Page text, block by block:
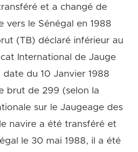
et a changé de
vers le Sénégal en 1988
(TB) déclaré inférieur au
International de Jauge
date du 10 Janvier 1988
brut de 299 (selon la
sur le Jaugeage des
navire a été transféré et
le 30 mai 1988, il a été